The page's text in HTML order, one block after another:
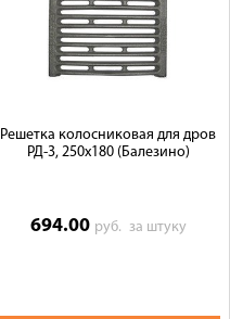
Решетка колосниковая для дров
РД-3, 250х180 (Балезино)
694.00 руб. за штуку